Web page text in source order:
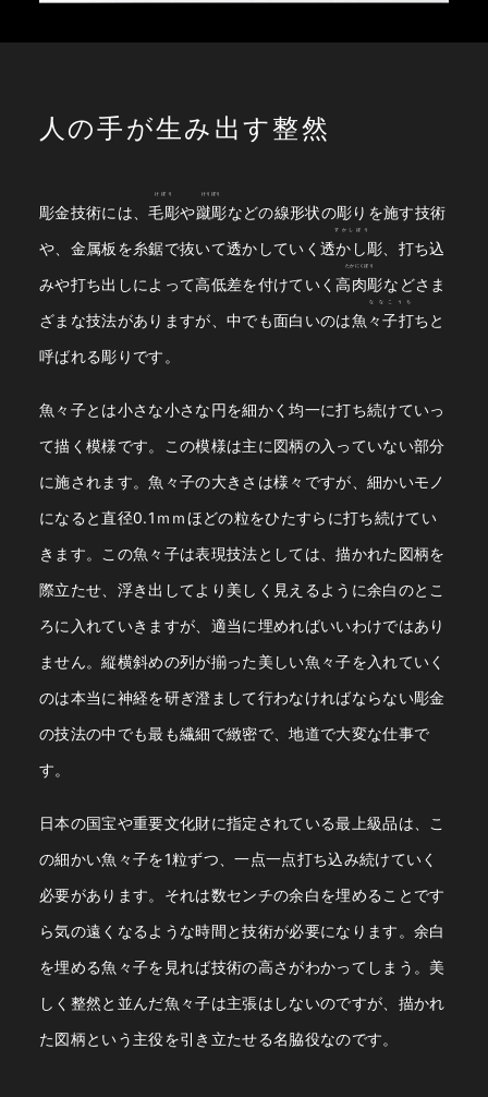
人の手が生み出す整然
彫金技術には、毛彫
けぼり
や蹴彫
けりぼり
などの線形状の彫りを施す技術
や、金属板を糸鋸で抜いて透かしていく 透かし彫
すかしぼり
、打ち込
みや打ち出しによって高低差を付けていく高肉彫
たかにくぼり
などさま
ざまな技法がありますが、中でも面白いのは魚々子打ち
ななこうち
と
呼ばれる彫りです。
魚々子とは小さな小さな円を細かく均一に打ち続けていっ
て描く模様です。この模様は主に図柄の入っていない部分
に施されます。魚々子の大きさは様々ですが、細かいモノ
になると直径0.1ｍｍほどの粒をひたすらに打ち続けてい
きます。この魚々子は表現技法としては、描かれた図柄を
際立たせ、浮き出してより美しく見えるように余白のとこ
ろに入れていきますが、適当に埋めればいいわけではあり
ません。縦横斜めの列が揃った美しい魚々子を入れていく
のは本当に神経を研ぎ澄まして行わなければならない彫金
の技法の中でも最も繊細で緻密で、地道で大変な仕事で
す。
日本の国宝や重要文化財に指定されている最上級品は、こ
の細かい魚々子を1粒ずつ、一点一点打ち込み続けていく
必要があります。それは数センチの余白を埋めることです
ら気の遠くなるような時間と技術が必要になります。余白
を埋める魚々子を見れば技術の高さがわかってしまう。美
しく整然と並んだ魚々子は主張はしないのですが、描かれ
た図柄という主役を引き立たせる名脇役なのです。